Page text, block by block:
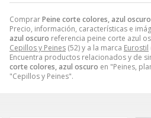
ComprarPeine corte colores, azul oscuro
Precio, información, características e
azul oscuro referencia peine corte azul
Cepillos y Peines (52) y a la marca Eurostil
Encuentra productos relacionados y de
corte colores, azul oscuro en "Peines,
"Cepillos y Peines".